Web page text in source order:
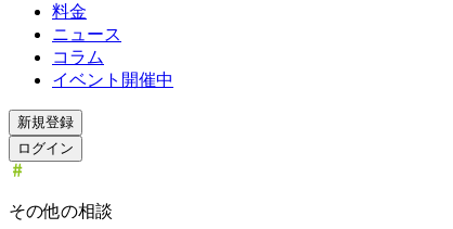
料金
ニュース
コラム
イベント開催中
新規登録
ログイン
その他の相談